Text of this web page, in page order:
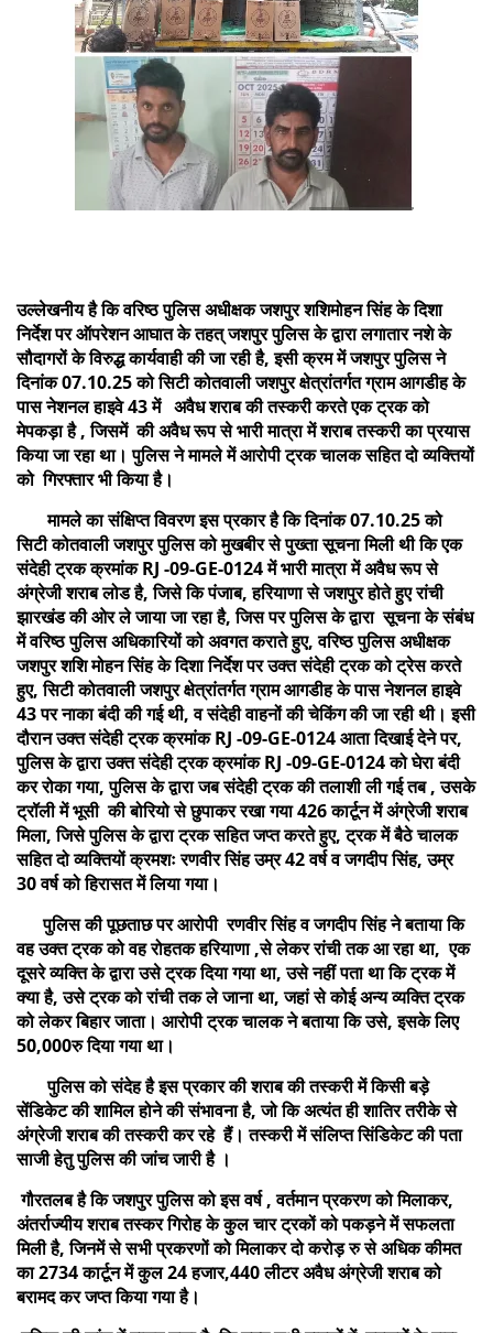
उल्लेखनीय है कि वरिष्ठ पुलिस अधीक्षक जशपुर शशिमोहन सिंह के दिशा
निर्देश पर ऑपरेशन आघात के तहत् जशपुर पुलिस के द्वारा लगातार नशे के
सौदागरों के विरुद्ध कार्यवाही की जा रही है, इसी क्रम में जशपुर पुलिस ने
दिनांक 07.10.25 को सिटी कोतवाली जशपुर क्षेत्रांतर्गत ग्राम आगडीह के
पास नेशनल हाइवे 43 में अवैध शराब की तस्करी करते एक ट्रक को
मेपकड़ा है , जिसमें की अवैध रूप से भारी मात्रा में शराब तस्करी का प्रयास
किया जा रहा था। पुलिस ने मामले में आरोपी ट्रक चालक सहित दो व्यक्तियों
को गिरफ्तार भी किया है।
मामले का संक्षिप्त विवरण इस प्रकार है कि दिनांक 07.10.25 को
सिटी कोतवाली जशपुर पुलिस को मुखबीर से पुख्ता सूचना मिली थी कि एक
संदेही ट्रक क्रमांक RJ -09-GE-0124 में भारी मात्रा में अवैध रूप से
अंग्रेजी शराब लोड है, जिसे कि पंजाब, हरियाणा से जशपुर होते हुए रांची
झारखंड की ओर ले जाया जा रहा है, जिस पर पुलिस के द्वारा सूचना के संबंध
में वरिष्ठ पुलिस अधिकारियों को अवगत कराते हुए, वरिष्ठ पुलिस अधीक्षक
जशपुर शशि मोहन सिंह के दिशा निर्देश पर उक्त संदेही ट्रक को ट्रेस करते
हुए, सिटी कोतवाली जशपुर क्षेत्रांतर्गत ग्राम आगडीह के पास नेशनल हाइवे
43 पर नाका बंदी की गई थी, व संदेही वाहनों की चेकिंग की जा रही थी। इसी
दौरान उक्त संदेही ट्रक क्रमांक RJ -09-GE-0124 आता दिखाई देने पर,
पुलिस के द्वारा उक्त संदेही ट्रक क्रमांक RJ -09-GE-0124 को घेरा बंदी
कर रोका गया, पुलिस के द्वारा जब संदेही ट्रक की तलाशी ली गई तब , उसके
ट्रॉली में भूसी की बोरियो से छुपाकर रखा गया 426 कार्टून में अंग्रेजी शराब
मिला, जिसे पुलिस के द्वारा ट्रक सहित जप्त करते हुए, ट्रक में बैठे चालक
सहित दो व्यक्तियों क्रमशः रणवीर सिंह उम्र 42 वर्ष व जगदीप सिंह, उम्र
30 वर्ष को हिरासत में लिया गया।
पुलिस की पूछताछ पर आरोपी रणवीर सिंह व जगदीप सिंह ने बताया कि
वह उक्त ट्रक को वह रोहतक हरियाणा ,से लेकर रांची तक आ रहा था, एक
दूसरे व्यक्ति के द्वारा उसे ट्रक दिया गया था, उसे नहीं पता था कि ट्रक में
क्या है, उसे ट्रक को रांची तक ले जाना था, जहां से कोई अन्य व्यक्ति ट्रक
को लेकर बिहार जाता। आरोपी ट्रक चालक ने बताया कि उसे, इसके लिए
50,000रु दिया गया था।
पुलिस को संदेह है इस प्रकार की शराब की तस्करी में किसी बड़े
सेंडिकेट की शामिल होने की संभावना है, जो कि अत्यंत ही शातिर तरीके से
अंग्रेजी शराब की तस्करी कर रहे हैं। तस्करी में संलिप्त सिंडिकेट की पता
साजी हेतु पुलिस की जांच जारी है ।
गौरतलब है कि जशपुर पुलिस को इस वर्ष , वर्तमान प्रकरण को मिलाकर,
अंतर्राज्यीय शराब तस्कर गिरोह के कुल चार ट्रकों को पकड़ने में सफलता
मिली है, जिनमें से सभी प्रकरणों को मिलाकर दो करोड़ रु से अधिक कीमत
का 2734 कार्टून में कुल 24 हजार,440 लीटर अवैध अंग्रेजी शराब को
बरामद कर जप्त किया गया है।